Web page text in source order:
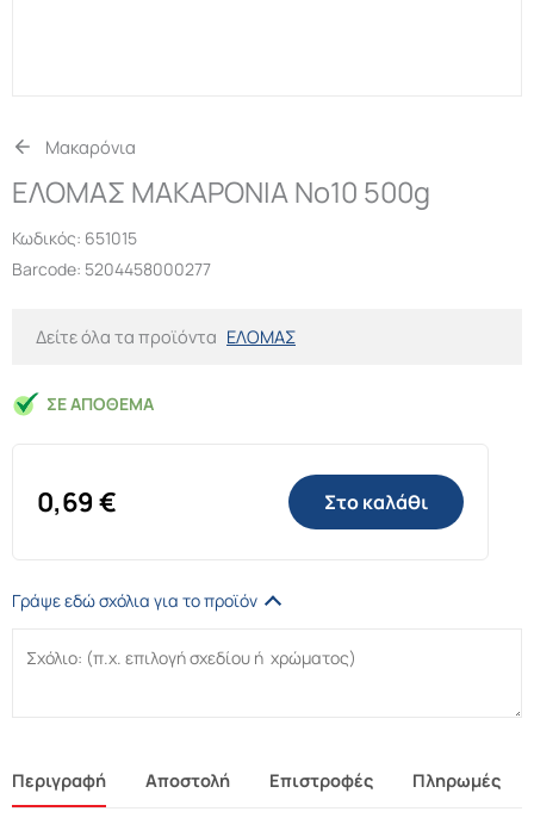
Μακαρόνια
ΕΛΟΜΑΣ ΜΑΚΑΡΟΝΙΑ Νο10 500g
Κωδικός: 651015
Barcode: 5204458000277
Δείτε όλα τα προϊόντα ΕΛΟΜΑΣ
ΣΕ ΑΠΌΘΕΜΑ
0,69 € Στο καλάθι
Γράψε εδώ σχόλια για το προϊόν
Περιγραφή Αποστολή Επιστροφές Πληρωμές